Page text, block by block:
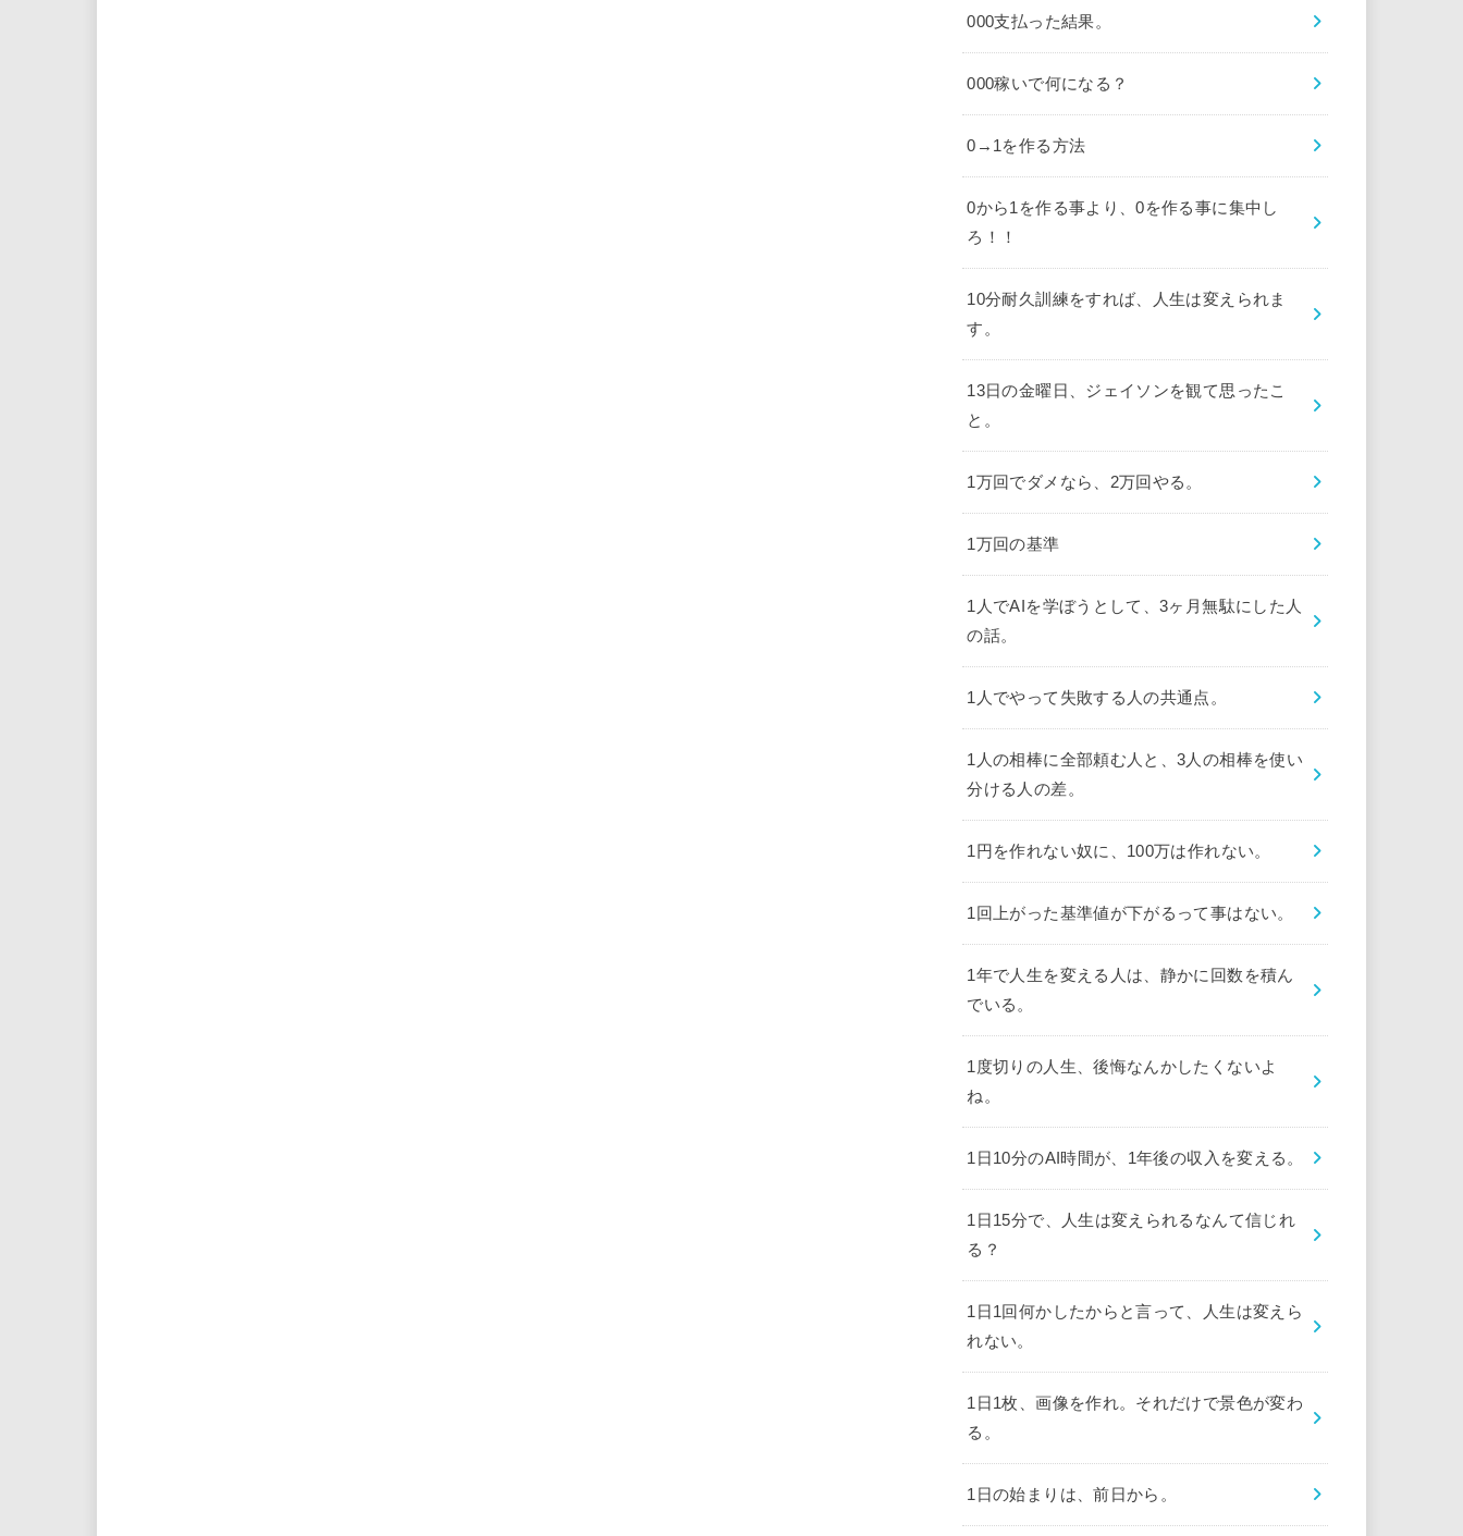
000支払った結果。
000稼いで何になる？
0→1を作る方法
0から1を作る事より、0を作る事に集中し
ろ！！
10分耐久訓練をすれば、人生は変えられま
す。
13日の金曜日、ジェイソンを観て思ったこ
と。
1万回でダメなら、2万回やる。
1万回の基準
1人でAIを学ぼうとして、3ヶ月無駄にした人
の話。
1人でやって失敗する人の共通点。
1人の相棒に全部頼む人と、3人の相棒を使い
分ける人の差。
1円を作れない奴に、100万は作れない。
1回上がった基準値が下がるって事はない。
1年で人生を変える人は、静かに回数を積ん
でいる。
1度切りの人生、後悔なんかしたくないよ
ね。
1日10分のAI時間が、1年後の収入を変える。
1日15分で、人生は変えられるなんて信じれ
る？
1日1回何かしたからと言って、人生は変えら
れない。
1日1枚、画像を作れ。それだけで景色が変わ
る。
1日の始まりは、前日から。